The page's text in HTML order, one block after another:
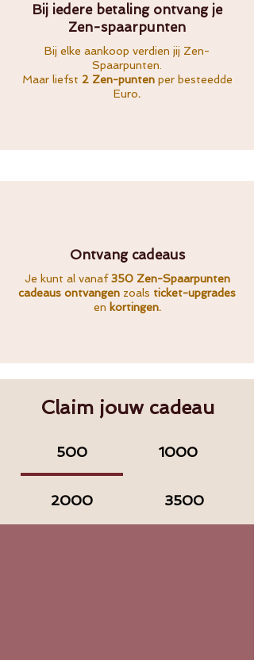
Bij iedere betaling ontvang je
Zen-spaarpunten
Bij elke aankoop verdien jij Zen-
Spaarpunten.
Maar liefst 2 Zen-puntenper besteedde
Euro.
Ontvang cadeaus
Je kunt al vanaf350 Zen-Spaarpunten
cadeaus ontvangen zoals ticket-upgrades
en kortingen.
Claim jouw cadeau
500 1000
2000 3500